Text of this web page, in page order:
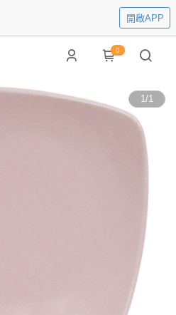
開啟APP
0
1/1